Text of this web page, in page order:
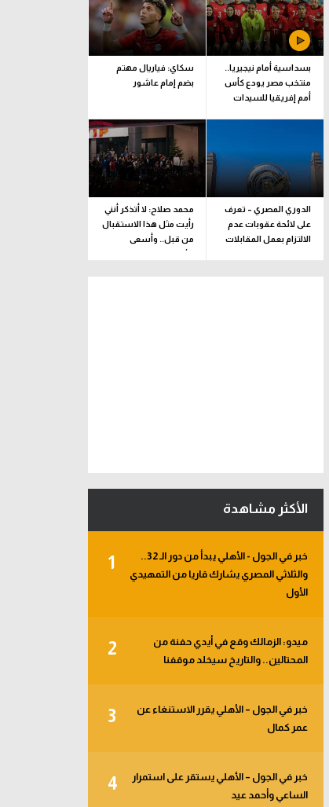
بسداسية أمام نيجيريا..
منتخب مصر يودع كأس
أمم إفريقيا للسيدات
سكاي: فياريال مهتم
بضم إمام عاشور
الدوري المصري – تعرف
على لائحة عقوبات عدم
الالتزام بعمل المقابلات
محمد صلاح: لا أتذكر أنني
رأيت مثل هذا الاستقبال
من قبل.. وأسعى
للألقاب مع الفريق
الأكثر مشاهدة
1
خبر في الجول - الأهلي يبدأ من دور الـ 32..
والثلاثي المصري يشارك قاريا من التمهيدي
الأول
2
ميدو: الزمالك وقع في أيدي حفنة من
المحتالين.. والتاريخ سيخلد موقفنا
3
خبر في الجول – الأهلي يقرر الاستنغاء عن
عمر كمال
4
خبر في الجول – الأهلي يستقر على استمرار
الساعي وأحمد عيد